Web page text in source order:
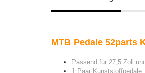
MTB Pedale 52parts
Passend für 27,5 Zoll
1 Paar Kunststoffpedale